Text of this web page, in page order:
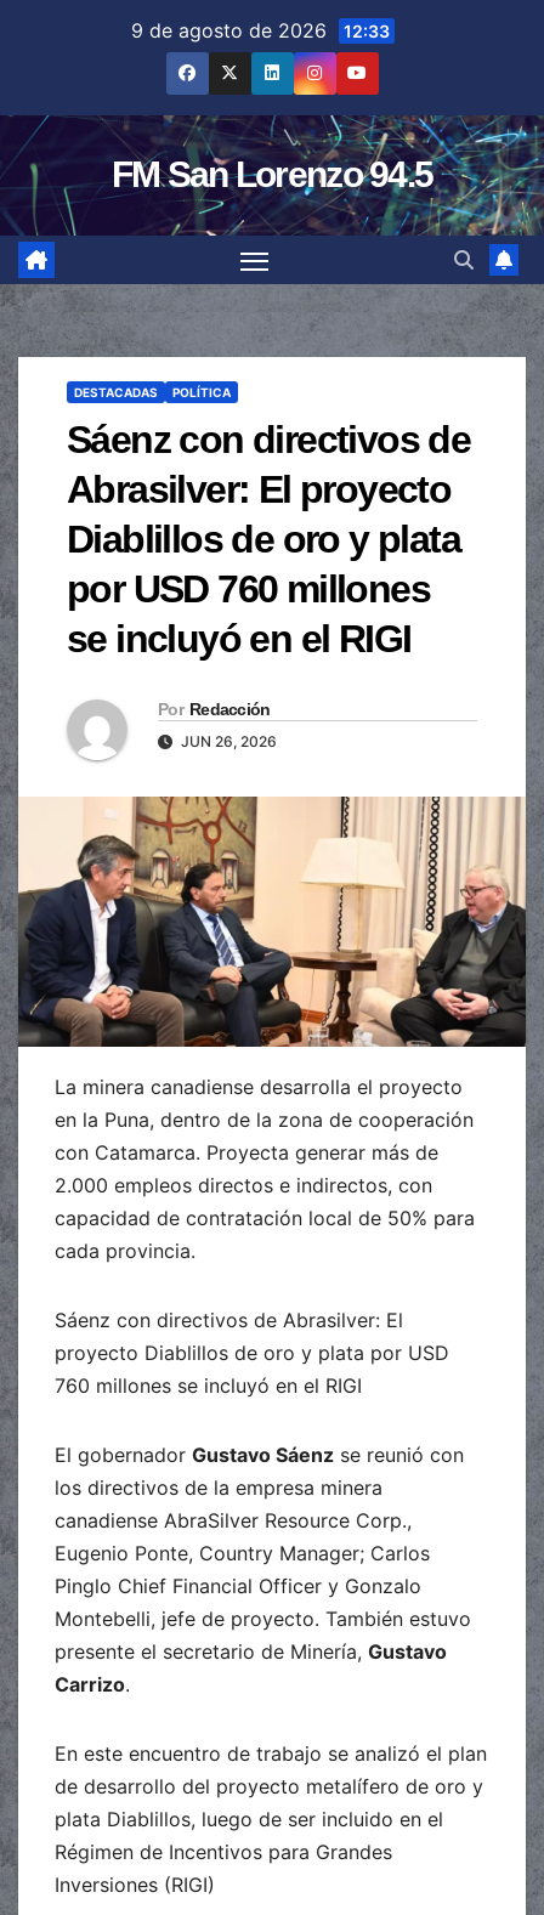
9 de agosto de 2026 12:33
FM San Lorenzo 94.5
DESTACADAS POLÍTICA
Sáenz con directivos de
Abrasilver: El proyecto
Diablillos de oro y plata
por USD 760 millones
se incluyó en el RIGI
Por Redacción
JUN 26, 2026
La minera canadiense desarrolla el proyecto
en la Puna, dentro de la zona de cooperación
con Catamarca. Proyecta generar más de
2.000 empleos directos e indirectos, con
capacidad de contratación local de 50% para
cada provincia.
Sáenz con directivos de Abrasilver: El
proyecto Diablillos de oro y plata por USD
760 millones se incluyó en el RIGI
El gobernador Gustavo Sáenz se reunió con
los directivos de la empresa minera
canadiense AbraSilver Resource Corp.,
Eugenio Ponte, Country Manager; Carlos
Pinglo Chief Financial Officer y Gonzalo
Montebelli, jefe de proyecto. También estuvo
presente el secretario de Minería, Gustavo
Carrizo.
En este encuentro de trabajo se analizó el plan
de desarrollo del proyecto metalífero de oro y
plata Diablillos, luego de ser incluido en el
Régimen de Incentivos para Grandes
Inversiones (RIGI)